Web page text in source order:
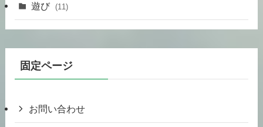
遊び (11)
固定ページ
お問い合わせ